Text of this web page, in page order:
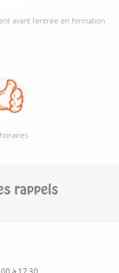
avant l’entrée en formation
rappels